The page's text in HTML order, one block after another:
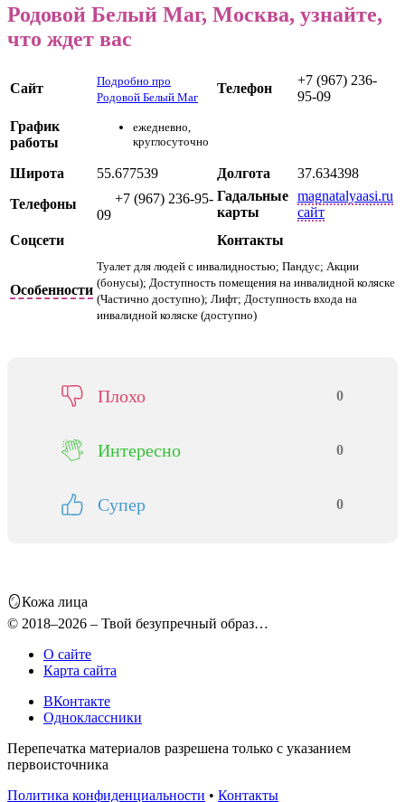
Родовой Белый Маг, Москва, узнайте,
что ждет вас
Сайт
Подробно про
Родовой Белый Маг
Телефон
+7 (967) 236-
95-09
График
работы
ежедневно,
круглосуточно
Широта 55.677539 Долгота
37.634398
Телефоны
+7 (967) 236-95-
09
Гадальные
карты
magnatalyaasi.ru
сайт
Соцсети
Контакты
Особенности
Туалет для людей с инвалидностью; Пандус; Акции
(бонусы); Доступность помещения на инвалидной коляске
(Частично доступно); Лифт; Доступность входа на
инвалидной коляске (доступно)
Плохо 0
Интересно 0
Супер 0
🪞Кожа лица
© 2018–2026 – Твой безупречный образ…
О сайте
Карта сайта
ВКонтакте
Одноклассники
Перепечатка материалов разрешена только с указанием
первоисточника
Политика конфиденциальности • Контакты